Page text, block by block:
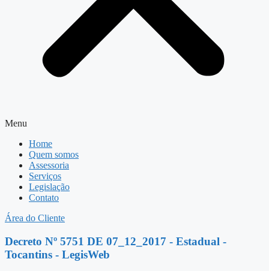
Menu
Home
Quem somos
Assessoria
Serviços
Legislação
Contato
Área do Cliente
Decreto Nº 5751 DE 07_12_2017 - Estadual -
Tocantins - LegisWeb